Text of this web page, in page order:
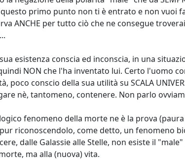
primo punto non ti è entrato e non vuoi
ANCHE per tutto ciò che ne consegue
esistenza conscia ed inconscia, in una
NON che l'ha inventato lui. Certo l'uomo
poco conscio della sua utilità su SCALA
nè, tantomeno, contenere. Non parlo
fenomeno della morte ne è la prova
riconoscendolo, come detto, un fenomeno
dalle Galassie alle Stelle, non esiste il
ma alla (nuova) vita.